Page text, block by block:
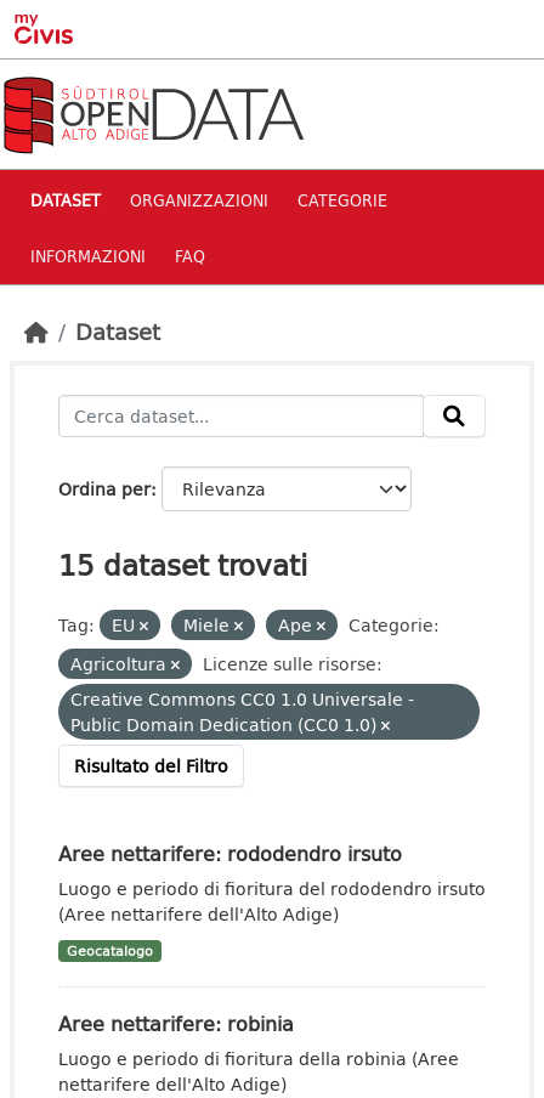
Skip to main content
DATASET ORGANIZZAZIONI CATEGORIE
INFORMAZIONI FAQ
Dataset
Ordina per
15 dataset trovati
Tag: EU Miele Ape
Categorie:
Agricoltura
Licenze sulle risorse:
Creative Commons CC0 1.0 Universale -
Public Domain Dedication (CC0 1.0)
Risultato del Filtro
Aree nettarifere: rododendro irsuto
Luogo e periodo di fioritura del rododendro irsuto
(Aree nettarifere dell'Alto Adige)
Geocatalogo
Aree nettarifere: robinia
Luogo e periodo di fioritura della robinia (Aree
nettarifere dell'Alto Adige)